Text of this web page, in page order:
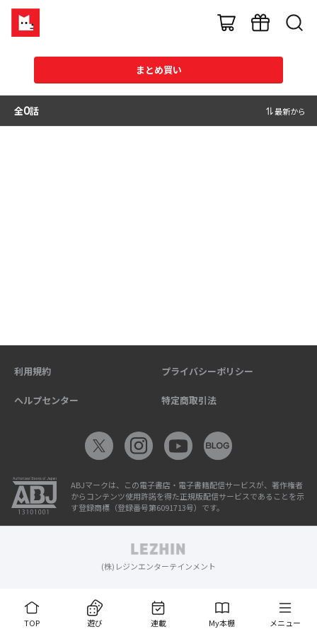
まとめ買い
全0話 最新から
TOP 遊び 連載 My本棚 メニュー
利用規約 プライバシーポリシー
ヘルプセンター 特定商取引法
ABJマークは、この電子書店・電子書籍配信サービスが、著作権者
からコンテンツ使用許諾を得た正規版配信サービスであることを示
す登録商標（登録番号第6091713号）です。
(株)レジンエンターテインメント